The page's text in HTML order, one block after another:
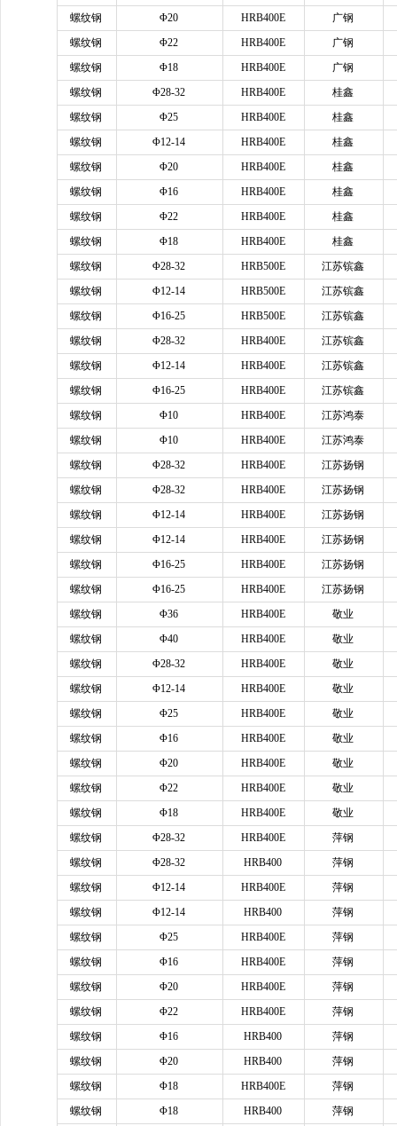
螺纹钢
Φ20 HRB400E
广钢
螺纹钢
Φ22 HRB400E
广钢
螺纹钢
Φ18 HRB400E
广钢
螺纹钢
Φ28-32 HRB400E
桂鑫
螺纹钢
Φ25 HRB400E
桂鑫
螺纹钢
Φ12-14 HRB400E
桂鑫
螺纹钢
Φ20 HRB400E
桂鑫
螺纹钢
Φ16 HRB400E
桂鑫
螺纹钢
Φ22 HRB400E
桂鑫
螺纹钢
Φ18 HRB400E
桂鑫
螺纹钢
Φ28-32 HRB500E
江苏镔鑫
螺纹钢
Φ12-14 HRB500E
江苏镔鑫
螺纹钢
Φ16-25 HRB500E
江苏镔鑫
螺纹钢
Φ28-32 HRB400E
江苏镔鑫
螺纹钢
Φ12-14 HRB400E
江苏镔鑫
螺纹钢
Φ16-25 HRB400E
江苏镔鑫
螺纹钢
Φ10 HRB400E
江苏鸿泰
螺纹钢
Φ10 HRB400E
江苏鸿泰
螺纹钢
Φ28-32 HRB400E
江苏扬钢
螺纹钢
Φ28-32 HRB400E
江苏扬钢
螺纹钢
Φ12-14 HRB400E
江苏扬钢
螺纹钢
Φ12-14 HRB400E
江苏扬钢
螺纹钢
Φ16-25 HRB400E
江苏扬钢
螺纹钢
Φ16-25 HRB400E
江苏扬钢
螺纹钢
Φ36 HRB400E
敬业
螺纹钢
Φ40 HRB400E
敬业
螺纹钢
Φ28-32 HRB400E
敬业
螺纹钢
Φ12-14 HRB400E
敬业
螺纹钢
Φ25 HRB400E
敬业
螺纹钢
Φ16 HRB400E
敬业
螺纹钢
Φ20 HRB400E
敬业
螺纹钢
Φ22 HRB400E
敬业
螺纹钢
Φ18 HRB400E
敬业
螺纹钢
Φ28-32 HRB400E
萍钢
螺纹钢
Φ28-32 HRB400
萍钢
螺纹钢
Φ12-14 HRB400E
萍钢
螺纹钢
Φ12-14 HRB400
萍钢
螺纹钢
Φ25 HRB400E
萍钢
螺纹钢
Φ16 HRB400E
萍钢
螺纹钢
Φ20 HRB400E
萍钢
螺纹钢
Φ22 HRB400E
萍钢
螺纹钢
Φ16 HRB400
萍钢
螺纹钢
Φ20 HRB400
萍钢
螺纹钢
Φ18 HRB400E
萍钢
螺纹钢
Φ18 HRB400 萍钢